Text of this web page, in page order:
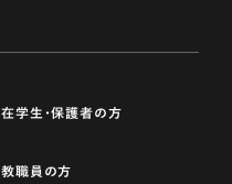
在学生・保護者の方
教職員の方